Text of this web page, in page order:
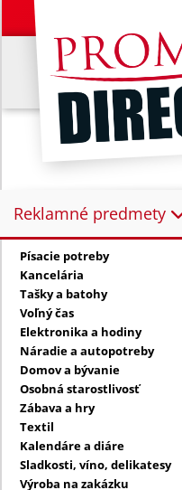
Reklamné predmety
Reklamné predmety:
Písacie potreby
Kancelária
Tašky a batohy
Voľný čas
Elektronika a hodiny
Náradie a autopotreby
Domov a bývanie
Osobná starostlivosť
Zábava a hry
Textil
Kalendáre a diáre
Sladkosti, víno, delikatesy
Výroba na zakázku